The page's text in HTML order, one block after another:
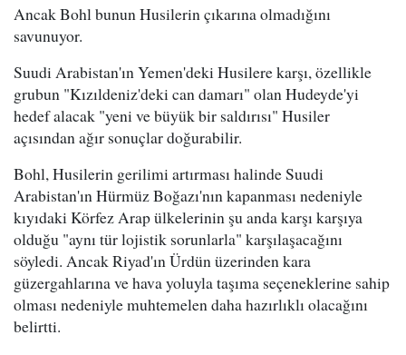
Ancak Bohl bunun Husilerin çıkarına olmadığını
savunuyor.
Suudi Arabistan'ın Yemen'deki Husilere karşı, özellikle
grubun "Kızıldeniz'deki can damarı" olan Hudeyde'yi
hedef alacak "yeni ve büyük bir saldırısı" Husiler
açısından ağır sonuçlar doğurabilir.
Bohl, Husilerin gerilimi artırması halinde Suudi
Arabistan'ın Hürmüz Boğazı'nın kapanması nedeniyle
kıyıdaki Körfez Arap ülkelerinin şu anda karşı karşıya
olduğu "aynı tür lojistik sorunlarla" karşılaşacağını
söyledi. Ancak Riyad'ın Ürdün üzerinden kara
güzergahlarına ve hava yoluyla taşıma seçeneklerine sahip
olması nedeniyle muhtemelen daha hazırlıklı olacağını
belirtti.